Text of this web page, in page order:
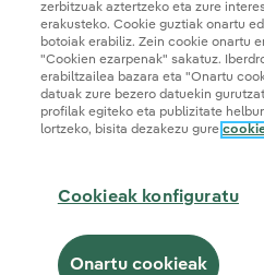
Web mapa Legezko informazioa et
Cookie konfigurazioaInformazioaren
zerbitzuak aztertzeko eta zure
erakusteko. Cookie guztiak onartu
botoiak erabiliz. Zein cookie onartu
"Cookien ezarpenak" sakatuz.
erabiltzailea bazara eta "Onartu
datuak zure bezero datuekin
profilak egiteko eta publizitate
lortzeko, bisita dezakezu gure
Cookieak konfiguratu
Onartu cookieak